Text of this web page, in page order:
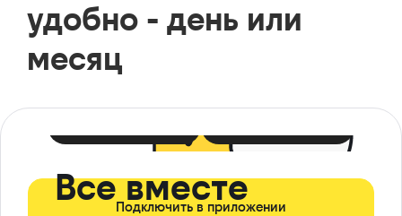
удобно - день или
месяц
Все вместе
Подключить в приложении